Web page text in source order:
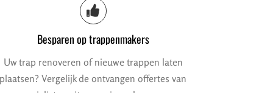
Besparen op trappenmakers
Uw trap renoveren of nieuwe trappen laten
plaatsen? Vergelijk de ontvangen offertes van